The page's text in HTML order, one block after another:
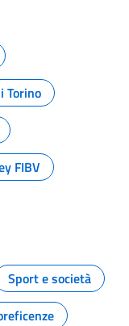
Torino
FIBV
Sport e società